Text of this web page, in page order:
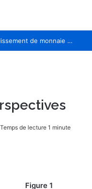
Bybit EU obtient la licence d’établissement de monnaie électronique
Temps de lecture 1 minute
3
1